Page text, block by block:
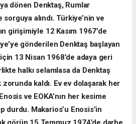
dönen Denktaş, Rumlar
sorguya alındı. Türkiye’nin ve
girişimiyle 12 Kasım 1967’de
gönderilen Denktaş başlayan
13 Nisan 1968’de adaya geri
halkı selamlasa da Denktaş
kaldı. Ev ev dolaşarak her
ve EOKA’nın her kesime
durdu. Makarios’u Enosis’in